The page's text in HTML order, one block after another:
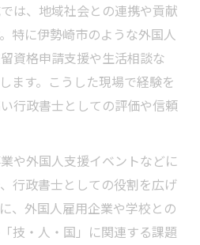
は、地域社会との連携や貢献
特に伊勢崎市のような外国人
資格申請支援や生活相談な
ます。こうした現場で経験を
行政書士としての評価や信頼
や外国人支援イベントなどに
行政書士としての役割を広げ
、外国人雇用企業や学校との
技・人・国」に関連する課題